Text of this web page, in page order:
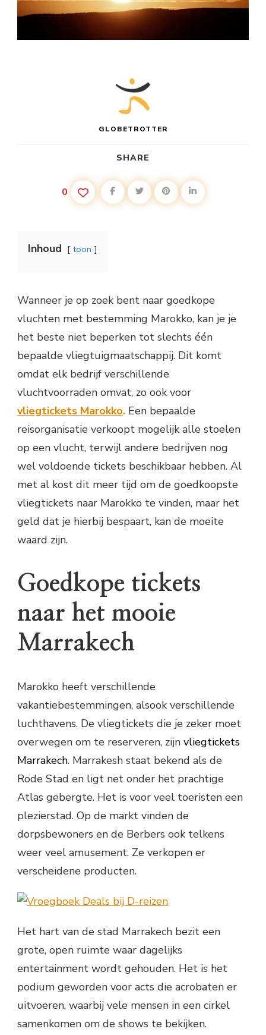
GLOBETROTTER
SHARE
0
Inhoud toon
Wanneer je op zoek bent naar goedkope
vluchten met bestemming Marokko, kan je je
het beste niet beperken tot slechts één
bepaalde vliegtuigmaatschappij. Dit komt
omdat elk bedrijf verschillende
vluchtvoorraden omvat, zo ook voor
vliegtickets Marokko. Een bepaalde
reisorganisatie verkoopt mogelijk alle stoelen
op een vlucht, terwijl andere bedrijven nog
wel voldoende tickets beschikbaar hebben. Al
met al kost dit meer tijd om de goedkoopste
vliegtickets naar Marokko te vinden, maar het
geld dat je hierbij bespaart, kan de moeite
waard zijn.
Goedkope tickets
naar het mooie
Marrakech
Marokko heeft verschillende
vakantiebestemmingen, alsook verschillende
luchthavens. De vliegtickets die je zeker moet
overwegen om te reserveren, zijn vliegtickets
Marrakech. Marrakesh staat bekend als de
Rode Stad en ligt net onder het prachtige
Atlas gebergte. Het is voor veel toeristen een
plezierstad. Op de markt vinden de
dorpsbewoners en de Berbers ook telkens
weer veel amusement. Ze verkopen er
verscheidene producten.
Het hart van de stad Marrakech bezit een
grote, open ruimte waar dagelijks
entertainment wordt gehouden. Het is het
podium geworden voor acts die acrobaten er
uitvoeren, waarbij vele mensen in een cirkel
samenkomen om de shows te bekijken.